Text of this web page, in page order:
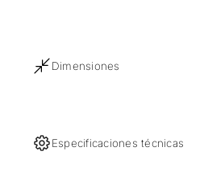
Dimensiones
Especificaciones técnicas